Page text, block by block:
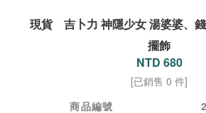
現貨 吉卜力 神隱少女 湯婆婆、
擺飾
NTD 680
[已銷售 0 件]
商品編號